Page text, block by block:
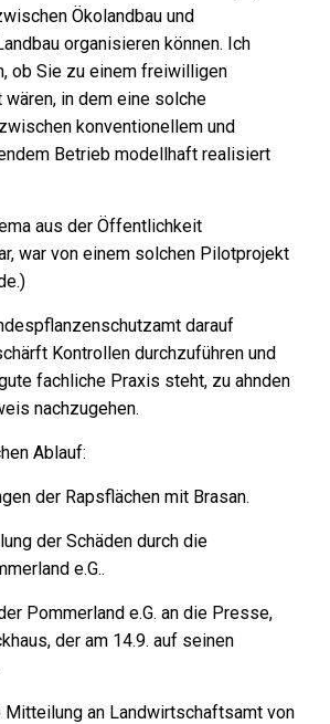
Ökolandbau und
organisieren können. Ich
ob Sie zu einem freiwilligen
in dem eine solche
konventionellem und
Betrieb modellhaft realisiert
aus der Öffentlichkeit
war von einem solchen Pilotprojekt
darauf
Kontrollen durchzuführen und
fachliche Praxis steht, zu ahnden
nachzugehen.
Ablauf:
der Rapsflächen mit Brasan.
der Schäden durch die
e.G..
Pommerland e.G. an die Presse,
der am 14.9. auf seinen
an Landwirtschaftsamt von